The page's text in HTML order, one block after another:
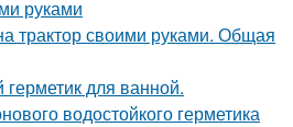
руками
трактор своими руками. Общая
для ванной.
водостойкого герметика